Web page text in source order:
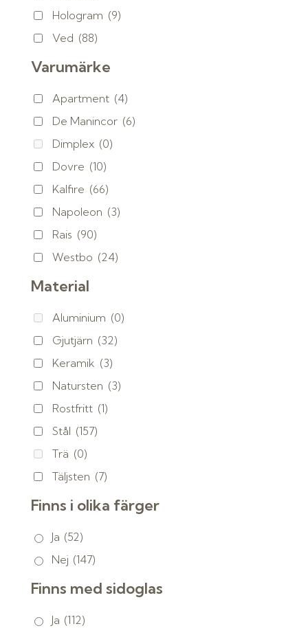
Hologram (9)
Ved (88)
Varumärke
Apartment (4)
De Manincor (6)
Dimplex (0)
Dovre (10)
Kalfire (66)
Napoleon (3)
Rais (90)
Westbo (24)
Material
Aluminium (0)
Gjutjärn (32)
Keramik (3)
Natursten (3)
Rostfritt (1)
Stål (157)
Trä (0)
Täljsten (7)
Finns i olika färger
Ja (52)
Nej (147)
Finns med sidoglas
Ja (112)